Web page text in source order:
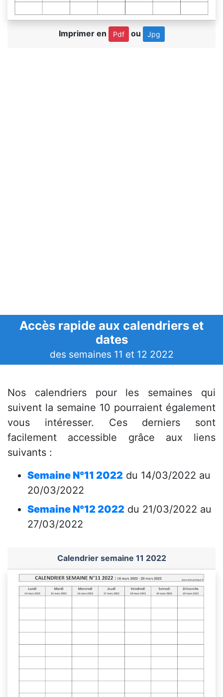
Imprimer en Pdf ou Jpg
Accès rapide aux calendriers et
dates
des semaines 11 et 12 2022
Nos calendriers pour les semaines qui
suivent la semaine 10 pourraient également
vous intéresser. Ces derniers sont
facilement accessible grâce aux liens
suivants :
Semaine N°11 2022 du 14/03/2022 au
20/03/2022
Semaine N°12 2022 du 21/03/2022 au
27/03/2022
Calendrier semaine 11 2022